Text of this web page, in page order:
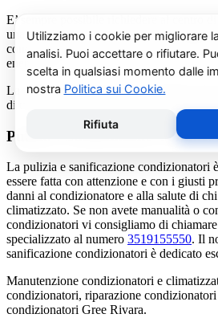
E’ sempre possibile richiedere al centro
una consulenza gratuita per un
condizionatore o sulle ultime normative in
energetico.
La salute e il benessere sono quindi
di un addetto alla assistenza condizionatori.
Pulizia e Sanificazione
La pulizia e sanificazione condizionatori
essere fatta con attenzione e con i giusti
danni al condizionatore e alla salute di
climatizzato. Se non avete manualità o
condizionatori vi consigliamo di
specializzato al numero 3519155550. Il
sanificazione condizionatori è dedicato
Manutenzione condizionatori e
condizionatori, riparazione condizionatori
condizionatori Gree Rivara.